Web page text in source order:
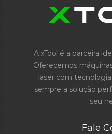
A xTool é a parceira
Oferecemos
laser com
sempre a solução
seu
Fale